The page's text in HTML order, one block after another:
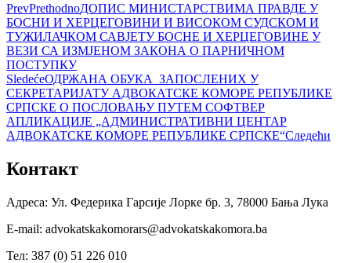
PrevPrethodnoДОПИС МИНИСТАРСТВИМА ПРАВДЕ У
БОСНИ И ХЕРЦЕГОВИНИ И ВИСОКОМ СУДСКОМ И
ТУЖИЛАЧКОМ САВЈЕТУ БОСНЕ И ХЕРЦЕГОВИНЕ У
ВЕЗИ СА ИЗМЈЕНОМ ЗАКОНА О ПАРНИЧНОМ
ПОСТУПКУ
SledećeОДРЖАНА ОБУКА ЗАПОСЛЕНИХ У
СЕКРЕТАРИЈАТУ АДВОКАТСКЕ КОМОРЕ РЕПУБЛИКЕ
СРПСКЕ О ПОСЛОВАЊУ ПУТЕМ СОФТВЕР
АПЛИКАЦИЈЕ „АДМИНИСТРАТИВНИ ЦЕНТАР
АДВОКАТСКЕ КОМОРЕ РЕПУБЛИКЕ СРПСКЕ“Следећи
Контакт
Адреса: Ул. Федерика Гарсије Лорке бр. 3, 78000 Бања Лука
Е-mail: advokatskakomorars@advokatskakomora.ba
Тел: 387 (0) 51 226 010